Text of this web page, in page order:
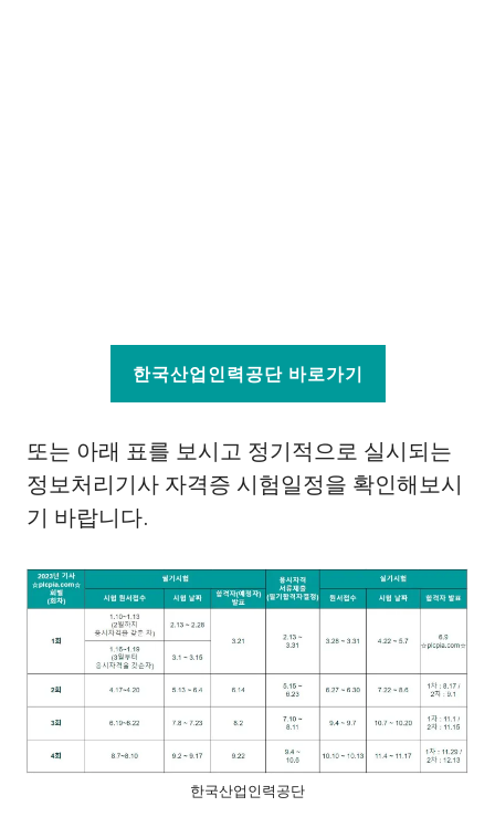
한국산업인력공단 바로가기
또는 아래 표를 보시고 정기적으로 실시되는
정보처리기사 자격증 시험일정을 확인해보시
기 바랍니다.
한국산업인력공단